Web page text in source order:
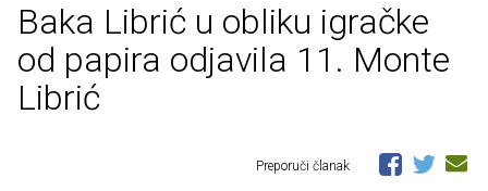
Baka Librić u obliku igračke
od papira odjavila 11. Monte
Librić
Preporuči članak